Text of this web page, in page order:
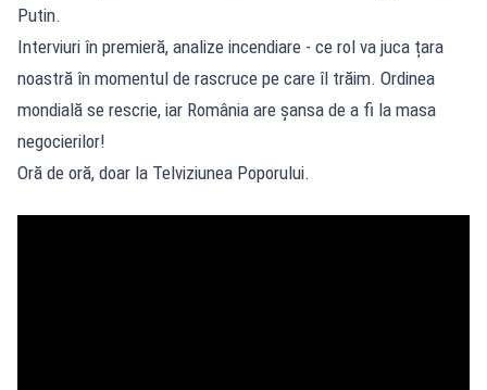
Putin.
Interviuri în premieră, analize incendiare - ce rol va juca țara
noastră în momentul de rascruce pe care îl trăim. Ordinea
mondială se rescrie, iar România are șansa de a fi la masa
negocierilor!
Oră de oră, doar la Telviziunea Poporului.